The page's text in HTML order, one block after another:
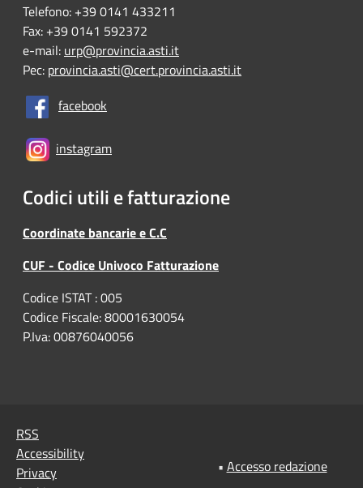
Telefono: +39 0141 433211
Fax: +39 0141 592372
e-mail: urp@provincia.asti.it
Pec: provincia.asti@cert.provincia.asti.it
facebook
instagram
Codici utili e fatturazione
Coordinate bancarie e C.C
CUF - Codice Univoco Fatturazione
Codice ISTAT : 005
Codice Fiscale: 80001630054
P.Iva: 00876040056
RSS
Accessibility
Privacy
• Accesso redazione